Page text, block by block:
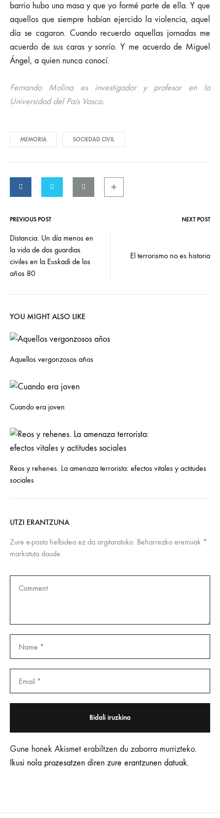
barrio hubo una masa y que yo formé parte de ella. Y que
aquellos que siempre habían ejercido la violencia, aquel
día se cagaron. Cuando recuerdo aquellas jornadas me
acuerdo de sus caras y sonrío. Y me acuerdo de Miguel
Ángel, a quien nunca conocí.
Fernando Molina es investigador y profesor en la
Universidad del País Vasco.
MEMORIA SOCIEDAD CIVIL
Post
navigation
PREVIOUS POST NEXT POST
Distancia. Un día menos en
la vida de dos guardias
civiles en la Euskadi de los
años 80
El terrorismo no es historia
YOU MIGHT ALSO LIKE
Aquellos vergonzosos años
Cuando era joven
Reos y rehenes. La amenaza terrorista: efectos vitales y actitudes
sociales
UTZI ERANTZUNA
Zure e-posta helbidea ez da argitaratuko. Beharrezko eremuak *
markatuta daude
Gune honek Akismet erabiltzen du zaborra murrizteko.
Ikusi nola prozesatzen diren zure erantzunen datuak.